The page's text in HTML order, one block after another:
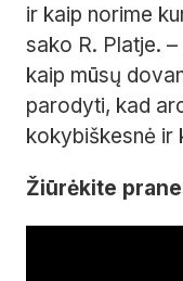
ir kaip norime
sako R. Platje.
kaip mūsų
parodyti, kad
kokybiškesnė ir
Žiūrėkite